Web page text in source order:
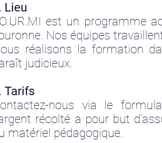
Lieu
est un programme
Nos équipes
réalisons la formation
judicieux.
Tarifs
nous via le
récolté a pour but
matériel pédagogique.